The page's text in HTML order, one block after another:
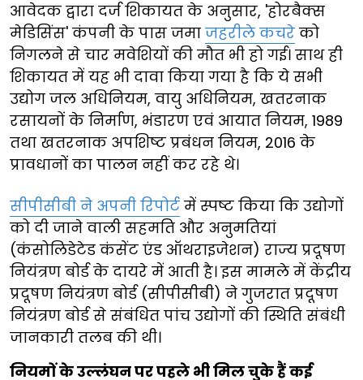
आवेदक द्वारा दर्ज शिकायत के अनुसार, 'होरबैक्स
मेडिसिंस' कंपनी के पास जमा जहरीले कचरे को
निगलने से चार मवेशियों की मौत भी हो गई। साथ ही
शिकायत में यह भी दावा किया गया है कि ये सभी
उद्योग जल अधिनियम, वायु अधिनियम, खतरनाक
रसायनों के निर्माण, भंडारण एवं आयात नियम, 1989
तथा खतरनाक अपशिष्ट प्रबंधन नियम, 2016 के
प्रावधानों का पालन नहीं कर रहे थे।
सीपीसीबी ने अपनी रिपोर्ट में स्पष्ट किया कि उद्योगों
को दी जाने वाली सहमति और अनुमतियां
(कंसोलिडेटेड कंसेंट एंड ऑथराइजेशन) राज्य प्रदूषण
नियंत्रण बोर्ड के दायरे में आती है। इस मामले में केंद्रीय
प्रदूषण नियंत्रण बोर्ड (सीपीसीबी) ने गुजरात प्रदूषण
नियंत्रण बोर्ड से संबंधित पांच उद्योगों की स्थिति संबंधी
जानकारी तलब की थी।
नियमों के उल्लंघन पर पहले भी मिल चुके हैं कई